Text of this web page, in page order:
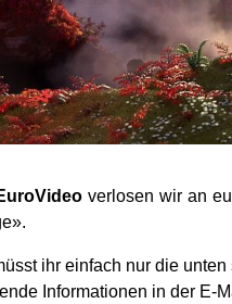
verlosen wir an
ihr einfach nur die
Informationen in der E-